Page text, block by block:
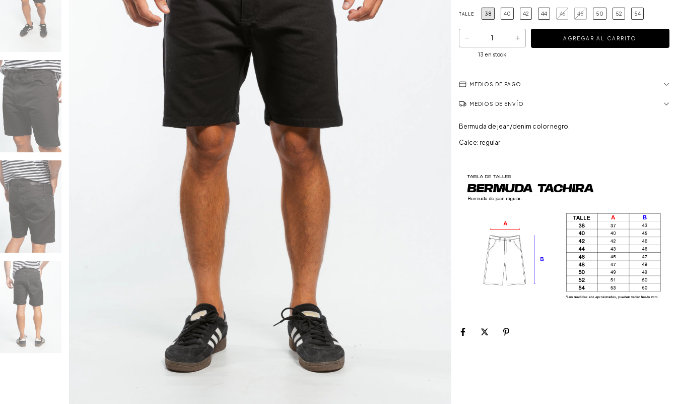
TALLE 38 40 42 44 46 48 50 52 54
13 en stock
MEDIOS DE PAGO
MEDIOS DE ENVÍO
Bermuda de jean/denim color negro.
Calce: regular